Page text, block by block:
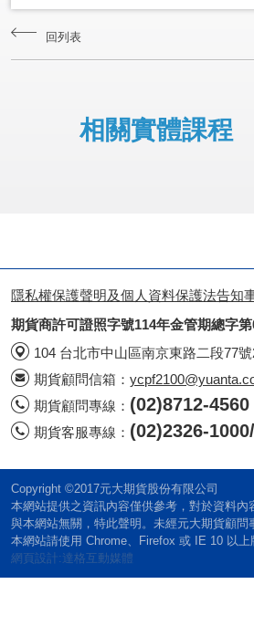
回列表
相關實體課程
隱私權保護聲明及個人資料保護法告知
期貨商許可證照字號114年金管期總字
104 台北市中山區南京東路二段77
期貨顧問信箱：
期貨顧問專線： (02)8712-4560
期貨客服專線： (02)2326-
Copyright ©2017元大期貨股份有限公司
本網站提供之資訊內容僅供參考，對於資料
與本網站無關，特此聲明。未經元大期貨顧
本網站請使用 Chrome、Firefox 或 IE 10 以上
網頁設計:達格互動媒體